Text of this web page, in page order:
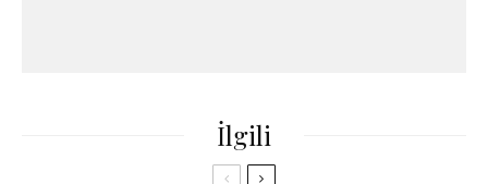
İlgili